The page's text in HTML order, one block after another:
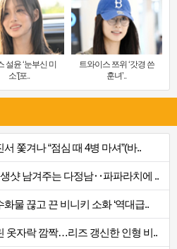
설윤 ‘눈부신 미
소’[포..
트와이스 쯔위 ‘갓경 쓴
훈녀’..
쫓겨나 “점심 때 4병 마셔”(바..
샷 남겨주는 다정남‥파파라치에 ..
물 끊고 끈 비니키 소화 ‘역대급..
옷자락 깜짝…리즈 갱신한 인형 비..